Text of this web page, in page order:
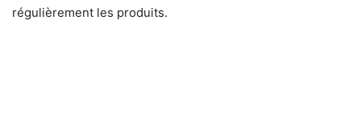
régulièrement les produits.